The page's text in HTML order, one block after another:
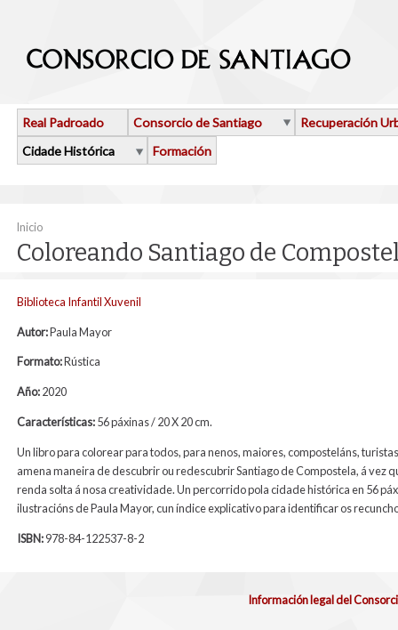
Real Padroado Consorcio de Santiago
Recuperación
Cidade Histórica
Formación
Vostede está aquí
Inicio
Coloreando Santiago de
Biblioteca Infantil Xuvenil
Autor:Paula Mayor
Formato:Rústica
Año:2020
Características:56 páxinas / 20 X 20 cm.
Un libro para colorear para todos, para nenos, maiores, composteláns,
amena maneira de descubrir ou redescubrir Santiago de Compostela, á vez
renda solta á nosa creatividade. Un percorrido pola cidade histórica en 56
ilustracións de Paula Mayor, cun índice explicativo para identificar os
ISBN:978-84-122537-8-2
Información legal del